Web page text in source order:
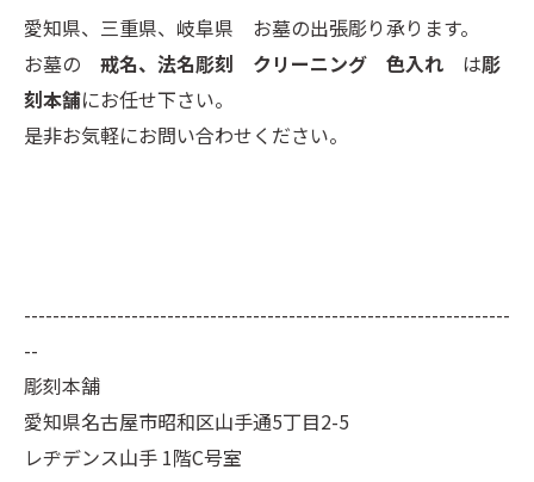
愛知県、三重県、岐阜県 お墓の出張彫り承ります。
お墓の 戒名、法名彫刻 クリーニング 色入れ は彫
刻本舗にお任せ下さい。
是非お気軽にお問い合わせください。
--------------------------------------------------------------------
--
彫刻本舗
愛知県名古屋市昭和区山手通5丁目2-5
レヂデンス山手 1階C号室